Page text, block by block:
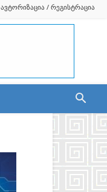
ავტორიზაცია / რეგისტრაცია